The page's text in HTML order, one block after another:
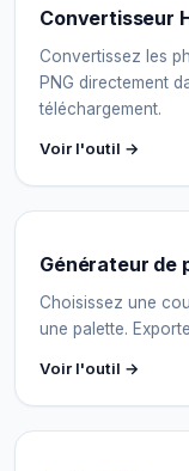
Convertisseur
Convertissez les
PNG directement
téléchargement.
Voir l'outil →
Générateur de
Choisissez une
une palette.
Voir l'outil →